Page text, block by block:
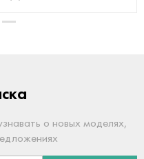
о новых моделях,